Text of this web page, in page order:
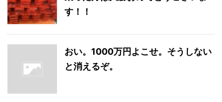
す！！
おい。1000万円よこせ。そうしない
と消えるぞ。